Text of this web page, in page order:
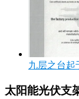
九层之台起
太阳能光伏支